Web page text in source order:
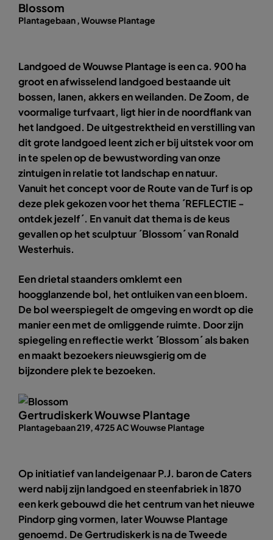
Blossom
Plantagebaan , Wouwse Plantage
Landgoed de Wouwse Plantage is een ca. 900 ha
groot en afwisselend landgoed bestaande uit
bossen, lanen, akkers en weilanden. De Zoom, de
voormalige turfvaart, ligt hier in de noordflank van
het landgoed. De uitgestrektheid en verstilling van
dit grote landgoed leent zich er bij uitstek voor om
in te spelen op de bewustwording van onze
zintuigen in relatie tot landschap en natuur.
Vanuit het concept voor de Route van de Turf is op
deze plek gekozen voor het thema ´REFLECTIE -
ontdek jezelf´. En vanuit dat thema is de keus
gevallen op het sculptuur ´Blossom´ van Ronald
Westerhuis.
Een drietal staanders omklemt een
hoogglanzende bol, het ontluiken van een bloem.
De bol weerspiegelt de omgeving en wordt op die
manier een met de omliggende ruimte. Door zijn
spiegeling en reflectie werkt ´Blossom´ als baken
en maakt bezoekers nieuwsgierig om de
bijzondere plek te bezoeken.
Gertrudiskerk Wouwse Plantage
Plantagebaan 219, 4725 AC Wouwse Plantage
Op initiatief van landeigenaar P.J. baron de Caters
werd nabij zijn landgoed en steenfabriek in 1870
een kerk gebouwd die het centrum van het nieuwe
Pindorp ging vormen, later Wouwse Plantage
genoemd. De Gertrudiskerk is na de Tweede